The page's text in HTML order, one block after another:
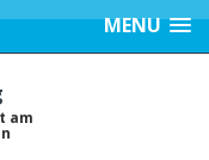
MENU
am